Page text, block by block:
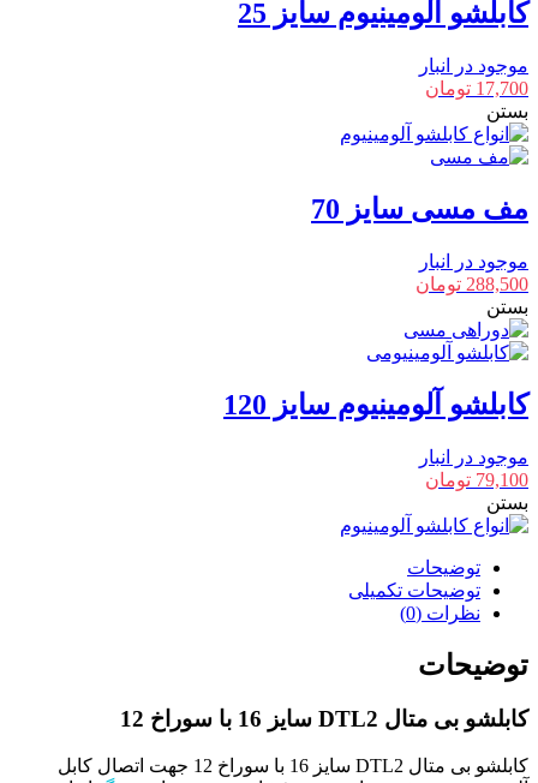
کابلشو آلومینیوم سایز 25
موجود در انبار
17,700 تومان
بستن
مف مسی سایز 70
موجود در انبار
288,500 تومان
بستن
کابلشو آلومینیوم سایز 120
موجود در انبار
79,100 تومان
بستن
توضیحات
توضیحات تکمیلی
نظرات (0)
توضیحات
کابلشو بی متال DTL2 سایز 16 با سوراخ 12
کابلشو بی متال DTL2 سایز 16 با سوراخ 12 جهت اتصال کابل